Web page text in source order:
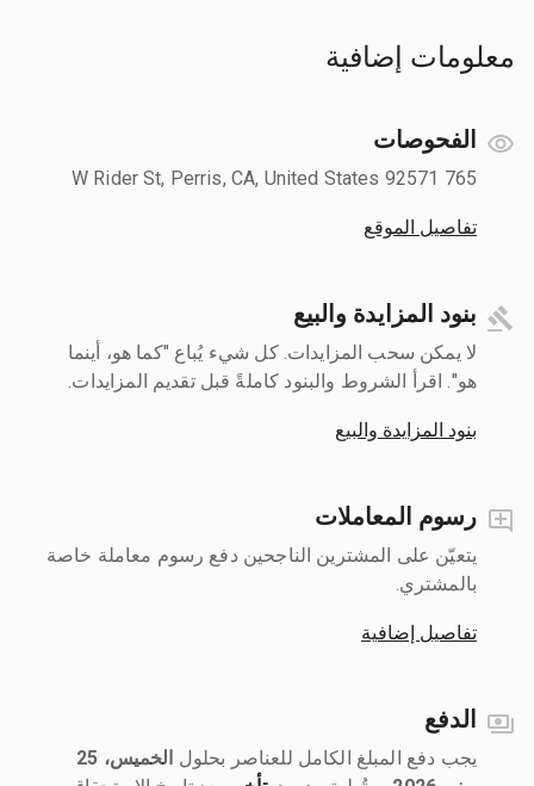
معلومات إضافية
الفحوصات
765 W Rider St, Perris, CA, United States 92571
تفاصيل الموقع
بنود المزايدة والبيع
لا يمكن سحب المزايدات. كل شيء يُباع "كما هو، أينما
هو". اقرأ الشروط والبنود كاملةً قبل تقديم المزايدات.
بنود المزايدة والبيع
رسوم المعاملات
يتعيّن على المشترين الناجحين دفع رسوم معاملة خاصة
بالمشتري.
تفاصيل إضافية
الدفع
يجب دفع المبلغ الكامل للعناصر بحلول ‎
الخميس، 25